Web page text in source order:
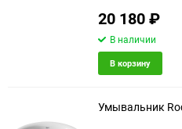
20 180₽
В наличии
В корзину
Умывальник